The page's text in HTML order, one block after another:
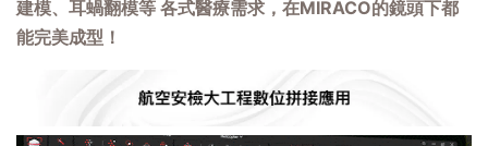
建模、耳蝸翻模等 各式醫療需求，在MIRACO的鏡頭下都
能完美成型！